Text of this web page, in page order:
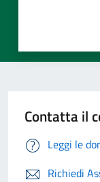
Contatta il
Leggi le
Richiedi